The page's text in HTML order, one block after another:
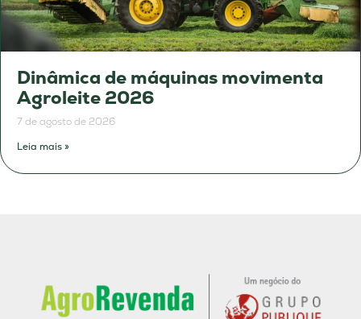
Dinâmica de máquinas movimenta
Agroleite 2026
7 de agosto de 2026
Leia mais »